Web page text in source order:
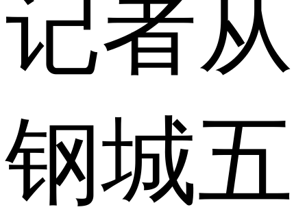
记者从
钢城五